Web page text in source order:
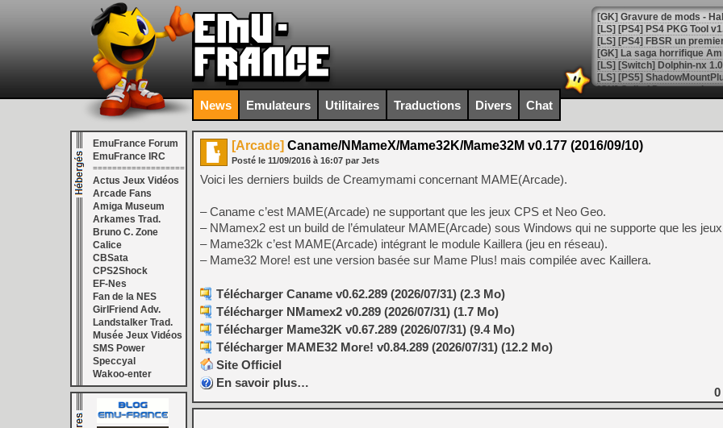
[GK] La saga horrifique
[GK] Le portage de Super
[Mo5] Le jeu de course
[GK] Guillermo del Toro
[GK] Mistfall Hunter : déjà
[GK] Wo Long 2 évolue
[GK] Crossfire : un TPS à
[LS] [PS5] Premiers
[Mo5] DOOM arrive en
[GK] Bethesda fête les 30
[GK] Roblox : l'action en
[GK] Agenda - GeForce
[GK] Devolver Digital en a
[LS] [PS5] ps5-y2jb-
News Emulateurs Utilitaires Traductions Divers Chat
EmuFrance Forum
EmuFrance IRC
===================
Actus Jeux Vidéos
Arcade Fans
Amiga Museum
Arkames Trad.
Bruno C. Zone
Calice
CBSata
CPS2Shock
EF-Nes
Fan de la NES
GirlFriend Adv.
Landstalker Trad.
Musée Jeux Vidéos
SMS Power
Speccyal
Wakoo-enter
[Arcade] Caname/NMameX/Mame32K/Mame32M v0.177 (2016/09/10)
Posté le 11/09/2016 à 16:07 par Jets
Voici les derniers builds de Creamymami concernant MAME(Arcade).
– Caname c’est MAME(Arcade) ne supportant que les jeux CPS et Neo Geo.
– NMamex2 est un build de l’émulateur MAME(Arcade) sous Windows qui ne supporte que les
– Mame32k c’est MAME(Arcade) intégrant le module Kaillera (jeu en réseau).
– Mame32 More! est une version basée sur Mame Plus! mais compilée avec Kaillera.
Télécharger Caname v0.62.289 (2026/07/31) (2.3 Mo)
Télécharger NMamex2 v0.289 (2026/07/31) (1.7 Mo)
Télécharger Mame32K v0.67.289 (2026/07/31) (9.4 Mo)
Télécharger MAME32 More! v0.84.289 (2026/07/31) (12.2 Mo)
Site Officiel
En savoir plus…
0